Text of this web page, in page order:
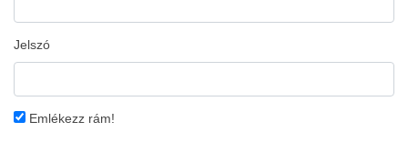
Jelszó
Emlékezz rám!